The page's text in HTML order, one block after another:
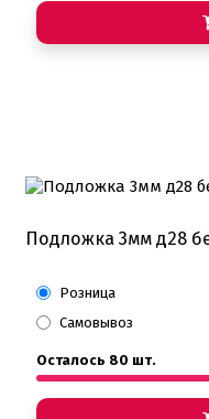
Подложка 3мм д28
Розница
Самовывоз
Осталось 80 шт.